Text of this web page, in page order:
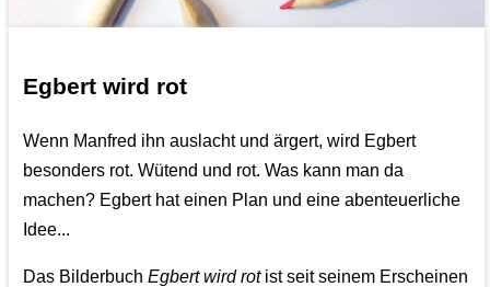
Egbert wird rot
Wenn Manfred ihn auslacht und ärgert, wird Egbert
besonders rot. Wütend und rot. Was kann man da
machen? Egbert hat einen Plan und eine abenteuerliche
Idee...
Das BilderbuchEgbert wird rotist seit seinem Erscheinen